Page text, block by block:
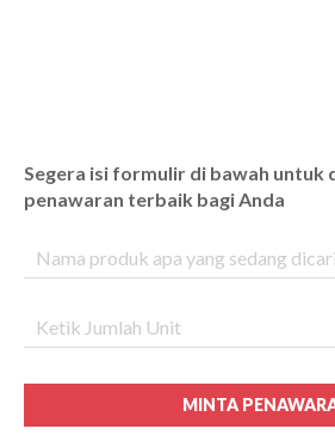
Segera isi formulir di bawah untuk
penawaran terbaik bagi Anda
MINTA